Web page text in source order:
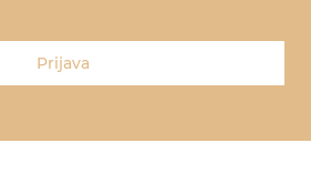
Prijava